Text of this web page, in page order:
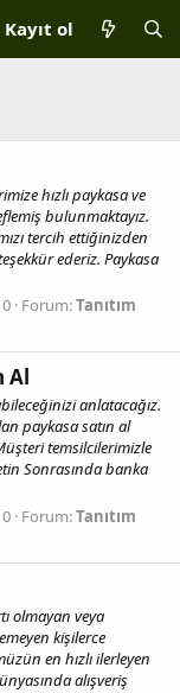
Kayıt ol
hızlı paykasa ve
bulunmaktayız.
tercih ettiğinizden
ederiz. Paykasa
Forum:Tanıtım
Al
anlatacağız.
paykasa satın al
temsilcilerimizle
Sonrasında banka
Forum:Tanıtım
olmayan veya
kişilerce
en hızlı ilerleyen
alışveriş